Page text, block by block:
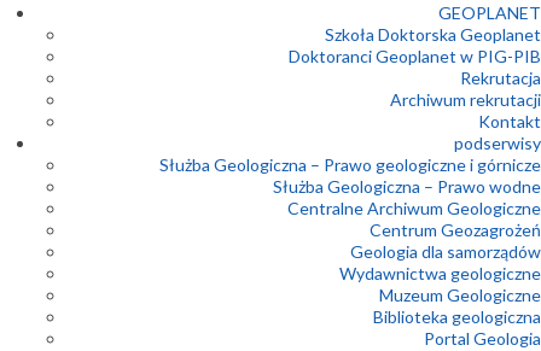
GEOPLANET
Szkoła Doktorska Geoplanet
Doktoranci Geoplanet w PIG-PIB
Rekrutacja
Archiwum rekrutacji
Kontakt
podserwisy
Służba Geologiczna – Prawo geologiczne i górnicze
Służba Geologiczna – Prawo wodne
Centralne Archiwum Geologiczne
Centrum Geozagrożeń
Geologia dla samorządów
Wydawnictwa geologiczne
Muzeum Geologiczne
Biblioteka geologiczna
Portal Geologia